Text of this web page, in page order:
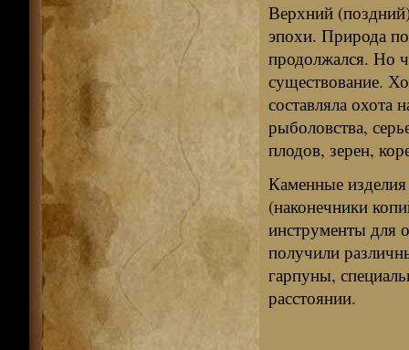
Верхний
эпохи. Природа
продолжался. Но
существование.
составляла охота
рыболовства,
плодов, зерен,
Каменные
(наконечники
инструменты для
получили
гарпуны,
расстоянии.